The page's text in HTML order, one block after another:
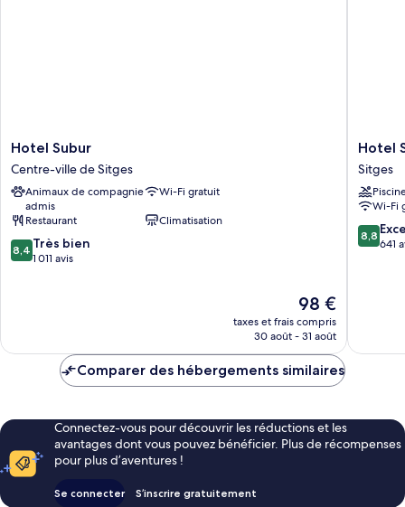
Hotel
Subur
Centre-
ville
Sitges
Hotel Subur
Centre-ville de Sitges
Animaux de compagnie
admis
Wi-Fi gratuit
Restaurant
Climatisation
8.4
sur
8,4 Très bien
1 011 avis
Le
nouveau
prix
de
98 €
taxes et frais compris
30 août - 31 août
Hotel
Sitges
Sitges
Hotel
Sitges
Wi-Fi
8.8
sur
8,8
641
Comparer des hébergements similaires
Connectez-vous pour découvrir les réductions et les
avantages dont vous pouvez bénéficier. Plus de récompenses
pour plus d’aventures !
Se connecter S’inscrire gratuitement